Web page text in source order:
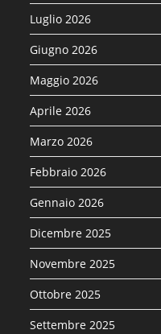
Luglio 2026
Giugno 2026
Maggio 2026
Aprile 2026
Marzo 2026
Febbraio 2026
Gennaio 2026
Dicembre 2025
Novembre 2025
Ottobre 2025
Settembre 2025